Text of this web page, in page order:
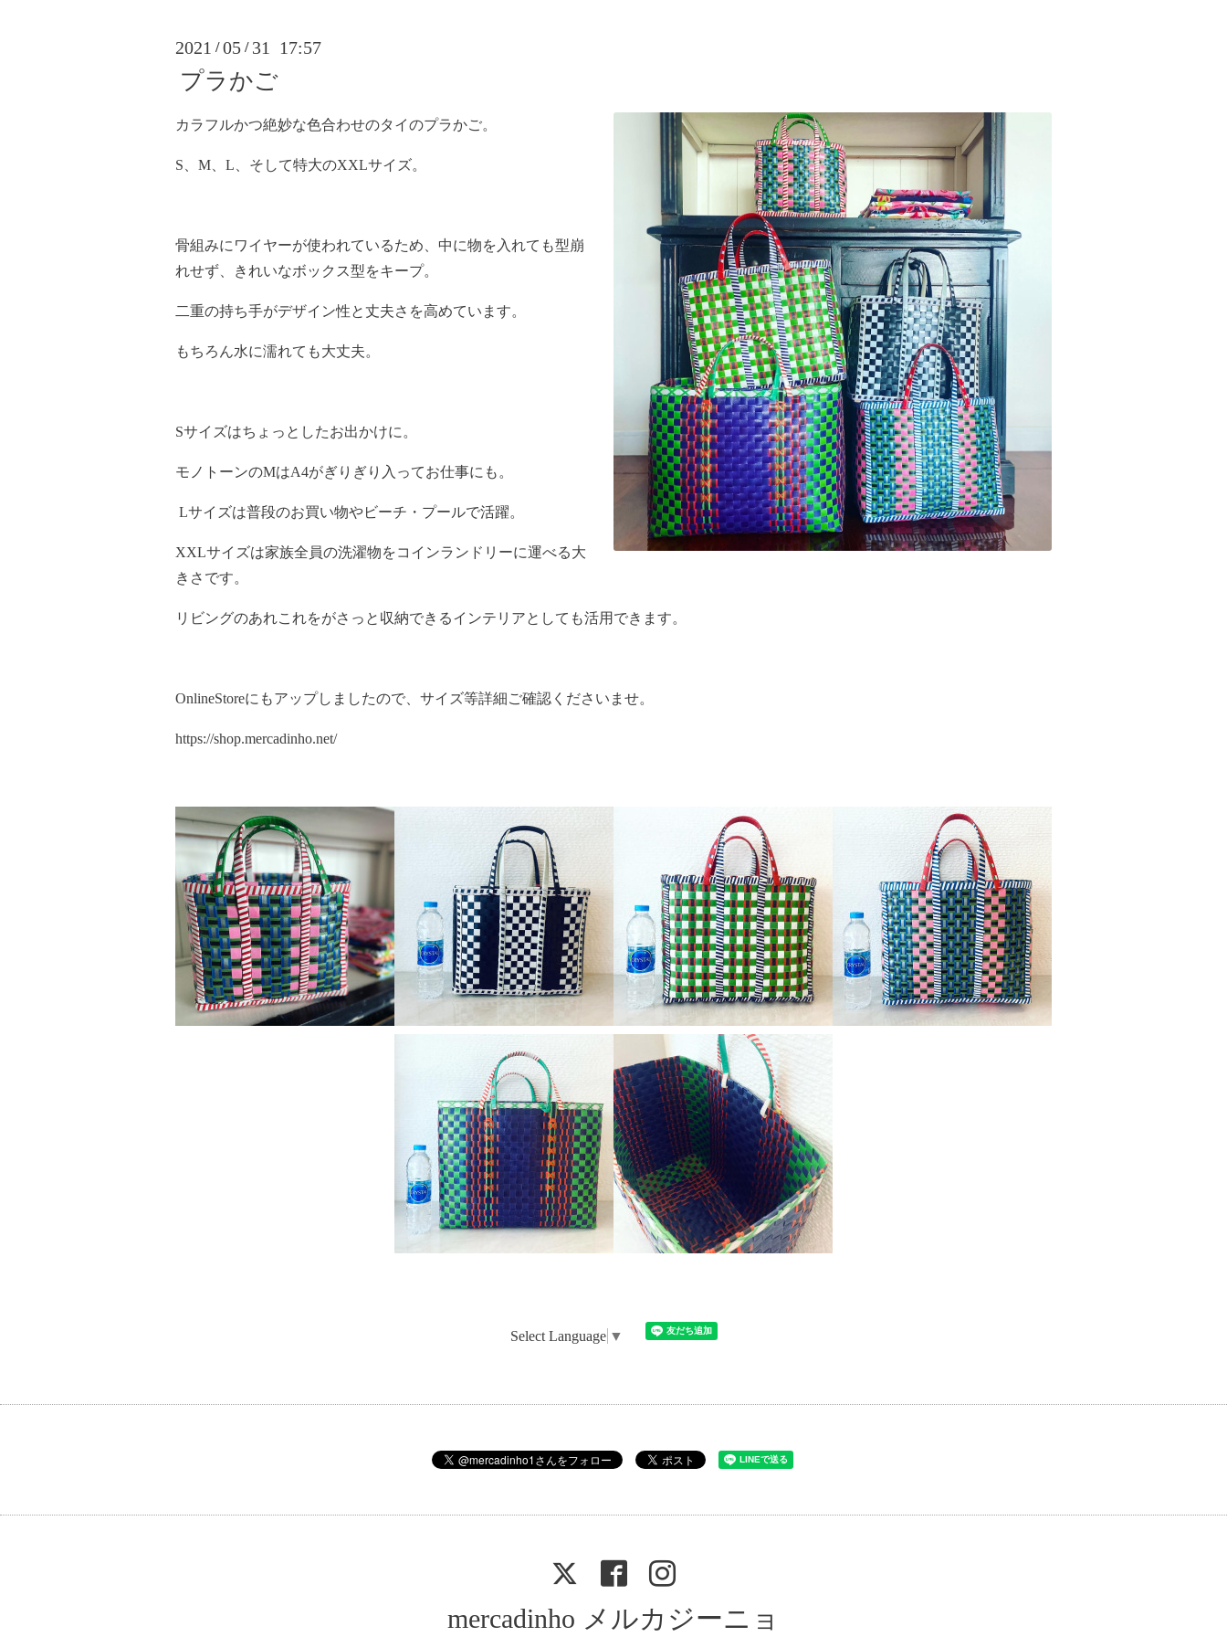
2021 /05 / 31 17:57
プラかご
カラフルかつ絶妙な色合わせのタイのプラかご。
S、M、L、そして特大のXXLサイズ。
骨組みにワイヤーが使われているため、中に物を入れても型崩
れせず、きれいなボックス型をキープ。
二重の持ち手がデザイン性と丈夫さを高めています。
もちろん水に濡れても大丈夫。
Sサイズはちょっとしたお出かけに。
モノトーンのMはA4がぎりぎり入ってお仕事にも。
Lサイズは普段のお買い物やビーチ・プールで活躍。
XXLサイズは家族全員の洗濯物をコインランドリーに運べる大
きさです。
リビングのあれこれをがさっと収納できるインテリアとしても活用できます。
OnlineStoreにもアップしましたので、サイズ等詳細ご確認くださいませ。
https://shop.mercadinho.net/
Select Language ▼
mercadinho メルカジーニョ